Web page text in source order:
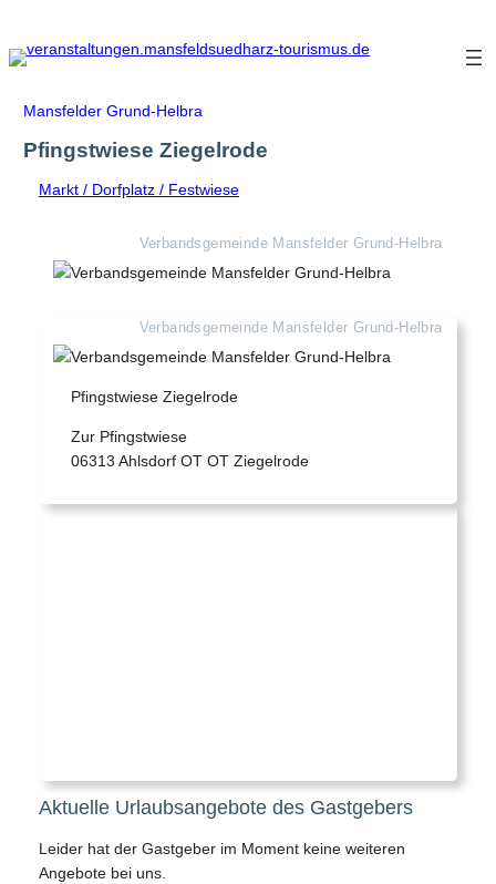
Inhalt
springen
Mansfelder Grund-Helbra
Pfingstwiese Ziegelrode
Markt / Dorfplatz / Festwiese
Verbandsgemeinde Mansfelder Grund-Helbra
Verbandsgemeinde Mansfelder Grund-Helbra
Pfingstwiese Ziegelrode
Zur Pfingstwiese
06313 Ahlsdorf OT OT Ziegelrode
Aktuelle Urlaubsangebote des Gastgebers
Leider hat der Gastgeber im Moment keine weiteren
Angebote bei uns.